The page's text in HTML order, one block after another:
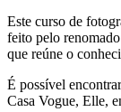
Este curso de
feito pelo
que reúne o
É possível
Casa Vogue, Elle,